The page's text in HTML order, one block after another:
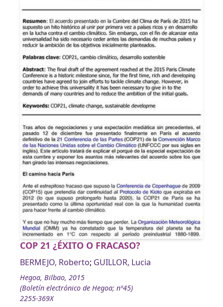
COP 21 ¿ÉXITO O FRACASO?
BERMEJO, Roberto; GUILLOR, Lucia
Hegoa, Bilbao, 2015
(Boletín electrónico de Hegoa; nº45)
2255-369X